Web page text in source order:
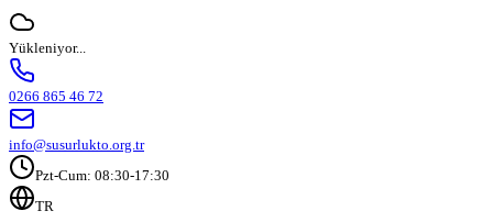
Yükleniyor...
0266 865 46 72
info@susurlukto.org.tr
Pzt-Cum: 08:30-17:30
TR